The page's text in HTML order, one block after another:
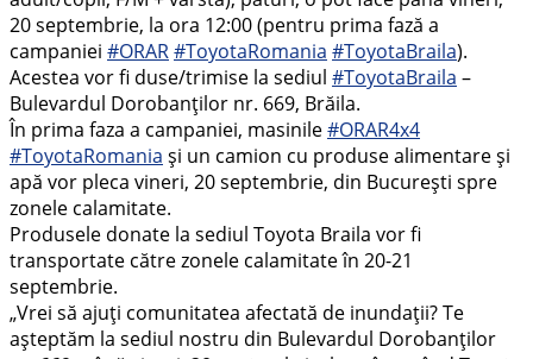
20 septembrie, la ora 12:00 (pentru prima fază a
campaniei #ORAR#ToyotaRomania #ToyotaBraila).
Acestea vor fi duse/trimise la sediul #ToyotaBraila –
Bulevardul Dorobanților nr. 669, Brăila.
În prima faza a campaniei, masinile#ORAR4x4
#ToyotaRomania și un camion cu produse alimentare și
apă vor pleca vineri, 20 septembrie, din București spre
zonele calamitate.
Produsele donate la sediul Toyota Braila vor fi
transportate către zonele calamitate în 20-21
septembrie.
„Vrei să ajuți comunitatea afectată de inundații? Te
așteptăm la sediul nostru din Bulevardul Dorobanților